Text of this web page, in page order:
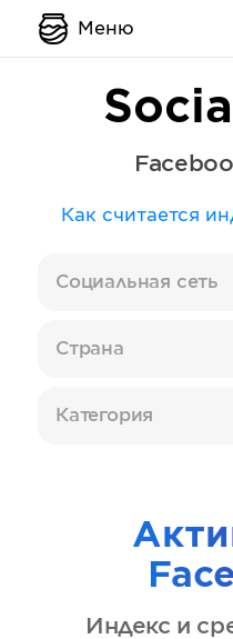
Меню
Как считается
Социальная сеть
Страна
Категория
Индекс и